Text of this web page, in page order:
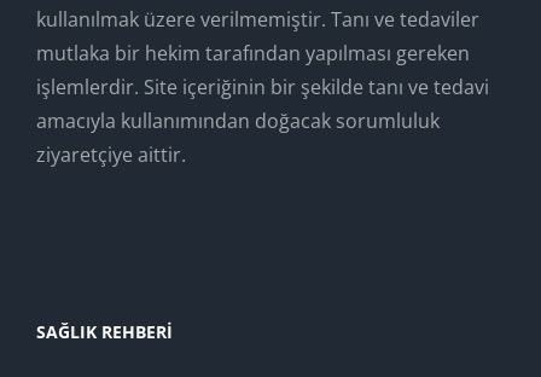
kullanılmak üzere verilmemiştir. Tanı ve tedaviler
mutlaka bir hekim tarafından yapılması gereken
işlemlerdir. Site içeriğinin bir şekilde tanı ve tedavi
amacıyla kullanımından doğacak sorumluluk
ziyaretçiye aittir.
SAĞLIK REHBERI